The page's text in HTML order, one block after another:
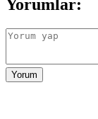
Yorumlar:
Yorum